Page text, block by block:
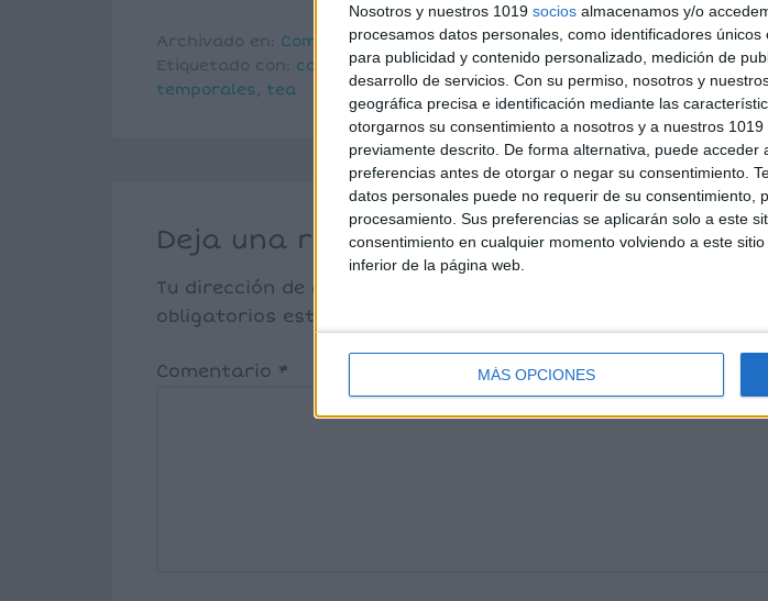
Nosotros y nuestros 1019 socios almacenamos y/o
procesamos datos personales, como identificadores
para publicidad y contenido personalizado, medición de
desarrollo de servicios. Con su permiso, nosotros y
geográfica precisa e identificación mediante las
otorgarnos su consentimiento a nosotros y a nuestros
previamente descrito. De forma alternativa, puede
preferencias antes de otorgar o negar su consentimiento.
datos personales puede no requerir de su consentimiento,
procesamiento. Sus preferencias se aplicarán solo a este
consentimiento en cualquier momento volviendo a este
inferior de la página web.
MÁS OPCIONES
Archivado en: Comprensión lectora,Funciones Ejecutivas
Etiquetado con: comprensión lectora,NEAE, pistas visuales,rutinas,
temporales, tea
Deja una respuesta
Tu dirección de correo electrónico no será publicada.
obligatorios están marcados con
Comentario *